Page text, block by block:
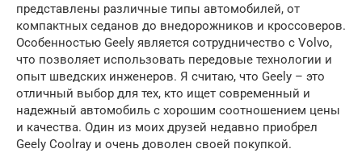
представлены различные типы автомобилей, от
компактных седанов до внедорожников и кроссоверов.
Особенностью Geely является сотрудничество с Volvo,
что позволяет использовать передовые технологии и
опыт шведских инженеров. Я считаю, что Geely – это
отличный выбор для тех, кто ищет современный и
надежный автомобиль с хорошим соотношением цены
и качества. Один из моих друзей недавно приобрел
Geely Coolray и очень доволен своей покупкой.